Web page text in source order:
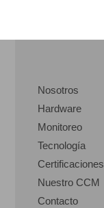
Nosotros
Hardware
Monitoreo
Tecnología
Certificaciones
Nuestro CCM
Contacto